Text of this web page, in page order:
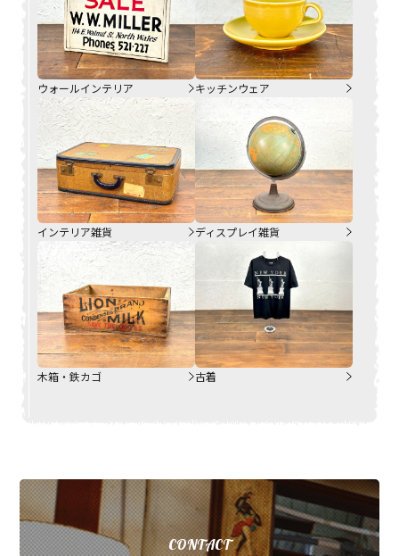
ウォールインテリア キッチンウェア
インテリア雑貨 ディスプレイ雑貨
木箱・鉄カゴ 古着
CONTACT